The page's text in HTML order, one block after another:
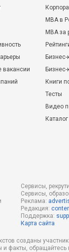
вакансии
MBA в
MBA
Бизнес-
Книги
Тесты
Видео
Сервисы,
Сервисы,
Реклама:
Редакция:
Поддержка:
Карта сайта
созданы
и факты,